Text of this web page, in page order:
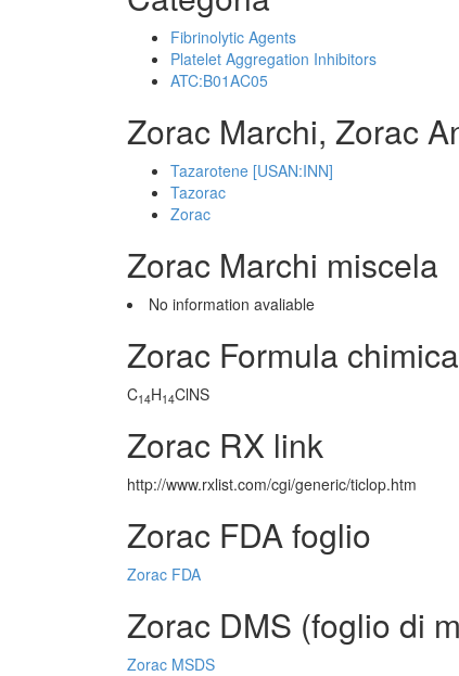
Fibrinolytic Agents
Platelet Aggregation Inhibitors
ATC:B01AC05
Zorac Marchi, Zorac
Tazarotene [USAN:INN]
Tazorac
Zorac
Zorac Marchi miscela
No information avaliable
Zorac Formula chimica
C14H14ClNS
Zorac RX link
http://www.rxlist.com/cgi/generic/ticlop.htm
Zorac FDA foglio
Zorac FDA
Zorac DMS (foglio di
Zorac MSDS